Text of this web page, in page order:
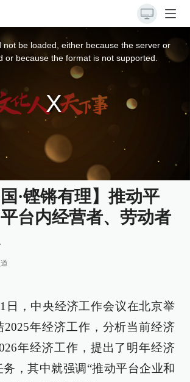
not be loaded, either because the server or
or because the format is not supported.
国·铿锵有理】推动平
台内经营者、劳动者
日，中央经济工作会议在北京举
2025年经济工作，分析当前经济
年经济工作，提出了明年经济
，其中就强调“推动平台企业和